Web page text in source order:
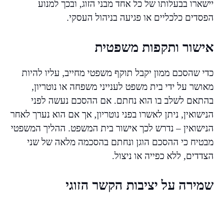
יישארו בבעלותו של כל אחד מבני הזוג, ובכך למנוע
הפסדים כלכליים או פגיעה בניהול העסקי.
אישור ותקפות משפטית
כדי שהסכם ממון יקבל תוקף משפטי מחייב, עליו להיות
מאושר על ידי בית משפט לענייני משפחה או נוטריון,
בהתאם לשלב בו הוא נחתם. אם ההסכם נעשה לפני
הנישואין, ניתן לאשרו בפני נוטריון, אך אם הוא נערך לאחר
הנישואין – נדרש לכך אישור בית המשפט. ההליך המשפטי
מבטיח כי ההסכם הוגן ונחתם בהסכמה מלאה של שני
הצדדים, ללא כפייה או ניצול.
שמירה על יציבות הקשר הזוגי